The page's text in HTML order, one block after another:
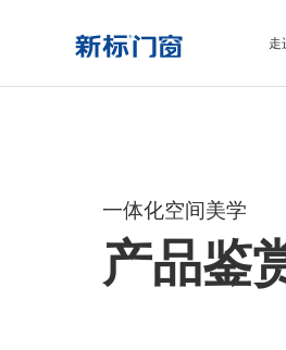
走
一体化空间美学
产品鉴